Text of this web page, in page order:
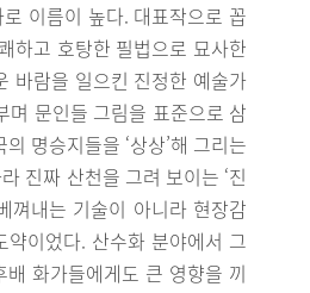
이름이 높다. 대표작으로 꼽
하고 호탕한 필법으로 묘사한
바람을 일으킨 진정한 예술가
며 문인들 그림을 표준으로 삼
명승지들을 ‘상상’해 그리는
진짜 산천을 그려 보이는 ‘진
껴내는 기술이 아니라 현장감
이었다. 산수화 분야에서 그
화가들에게도 큰 영향을 끼